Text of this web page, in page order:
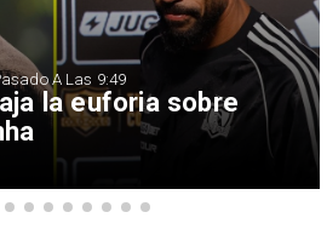
la euforia sobre
A Las 9:49